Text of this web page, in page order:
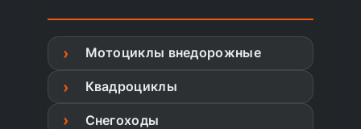
Мотоциклы внедорожные
Квадроциклы
Снегоходы